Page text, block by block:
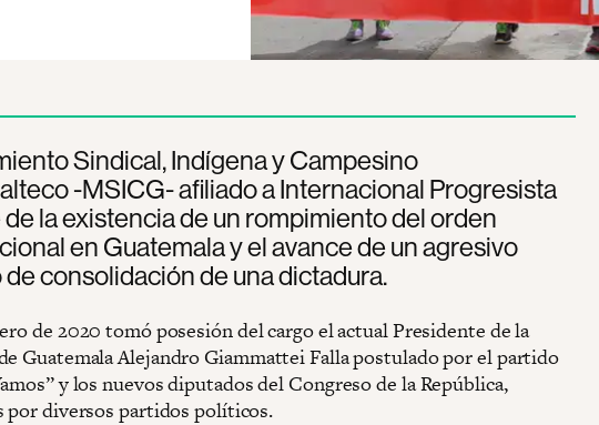
Sindical, Indígena y Campesino
-MSICG- afiliado a Internacional Progresista
la existencia de un rompimiento del orden
en Guatemala y el avance de un agresivo
consolidación de una dictadura.
de 2020 tomó posesión del cargo el actual Presidente de la
Guatemala Alejandro Giammattei Falla postulado por el partido
y los nuevos diputados del Congreso de la República,
por diversos partidos políticos.